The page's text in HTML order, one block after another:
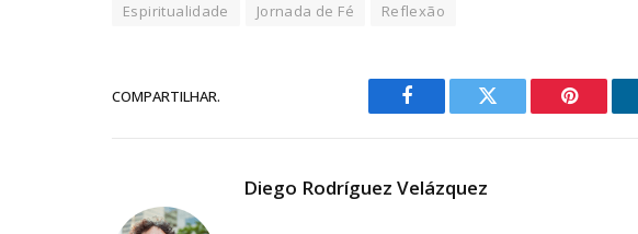
Espiritualidade
Jornada de Fé Reflexão
COMPARTILHAR.
Facebook Twitter Pinterest
Diego Rodríguez Velázquez